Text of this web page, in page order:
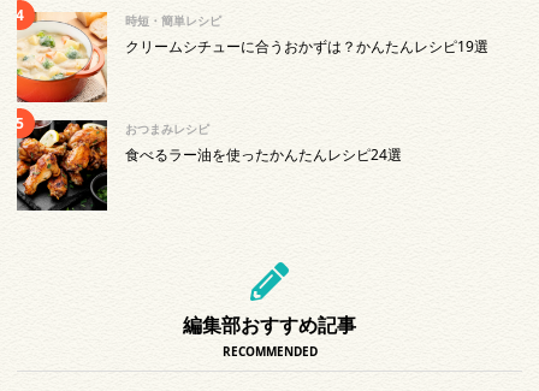
時短・簡単レシピ
クリームシチューに合うおかずは？かんたんレシピ19選
おつまみレシピ
食べるラー油を使ったかんたんレシピ24選
編集部おすすめ記事
RECOMMENDED